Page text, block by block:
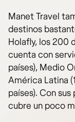
Manet Travel
destinos
Holafly, los 200
cuenta con
países), Medio
América Latina
países). Con
cubre un poco